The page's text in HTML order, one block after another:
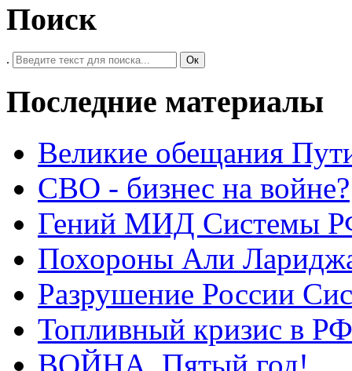
Поиск
. Ок
Последние материалы
Великие обещания
СВО - бизнес на войне?
Гений МИД Системы
Похороны Али
Разрушение России
Топливный кризис в РФ
ВОЙНА. Пятый год!